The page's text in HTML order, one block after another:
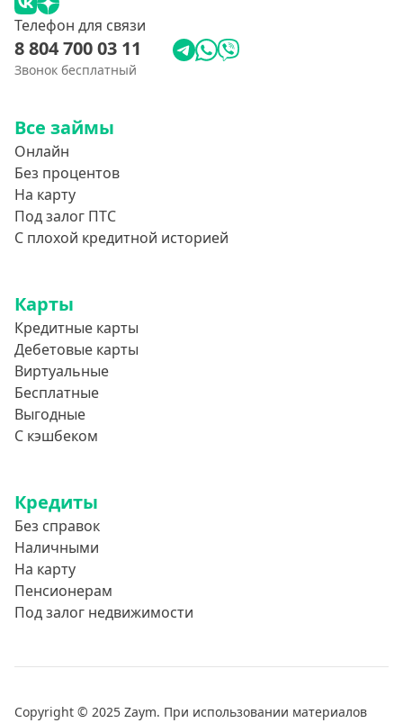
Телефон для связи
8 804 700 03 11
Звонок бесплатный
Все займы
Онлайн
Без процентов
На карту
Под залог ПТС
С плохой кредитной историей
Карты
Кредитные карты
Дебетовые карты
Виртуальные
Бесплатные
Выгодные
С кэшбеком
Кредиты
Без справок
Наличными
На карту
Пенсионерам
Под залог недвижимости
Copyright © 2025 Zaym. При использовании материалов